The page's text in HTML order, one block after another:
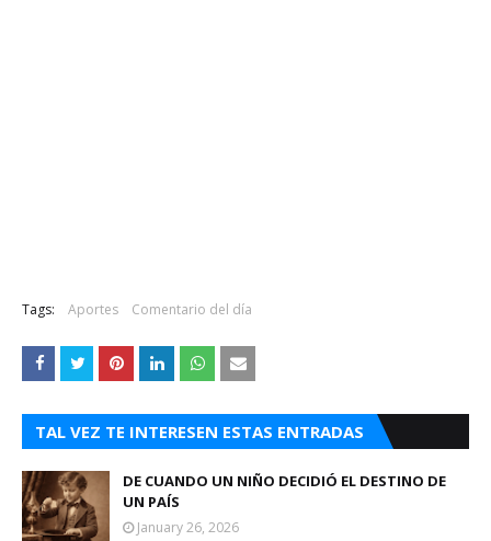
Tags: Aportes Comentario del día
TAL VEZ TE INTERESEN ESTAS ENTRADAS
DE CUANDO UN NIÑO DECIDIÓ EL DESTINO DE
UN PAÍS
January 26, 2026